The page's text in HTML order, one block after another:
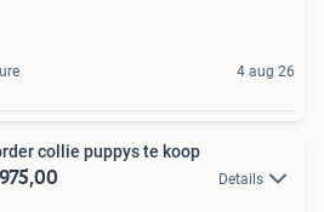
4 aug 26
collie puppys te koop
Details